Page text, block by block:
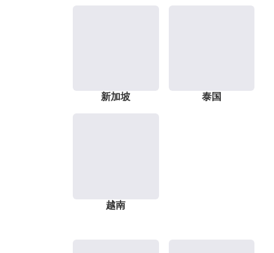
新加坡 泰国
越南